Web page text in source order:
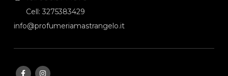
Cell: 3275383429
info@profumeriamastrangelo.it